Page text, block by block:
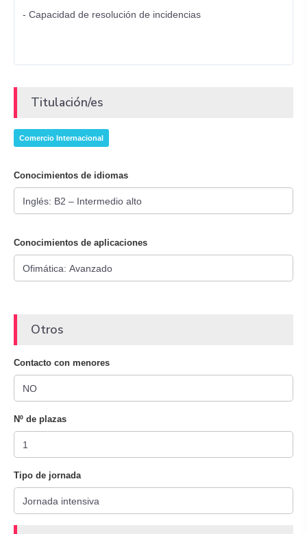
- Capacidad de resolución de incidencias
Titulación/es
Comercio Internacional
Conocimientos de idiomas
Conocimientos de aplicaciones
Otros
Contacto con menores
Nº de plazas
Tipo de jornada